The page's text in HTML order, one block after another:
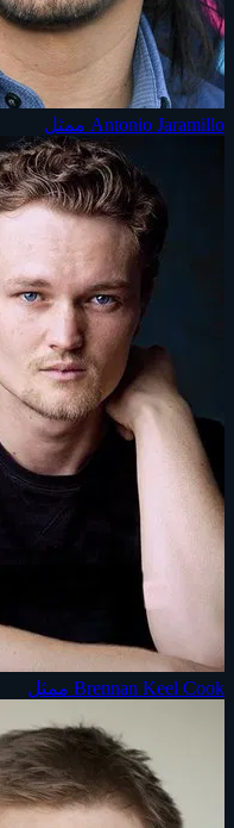
Antonio Jaramillo ممثل
Brennan Keel Cook ممثل